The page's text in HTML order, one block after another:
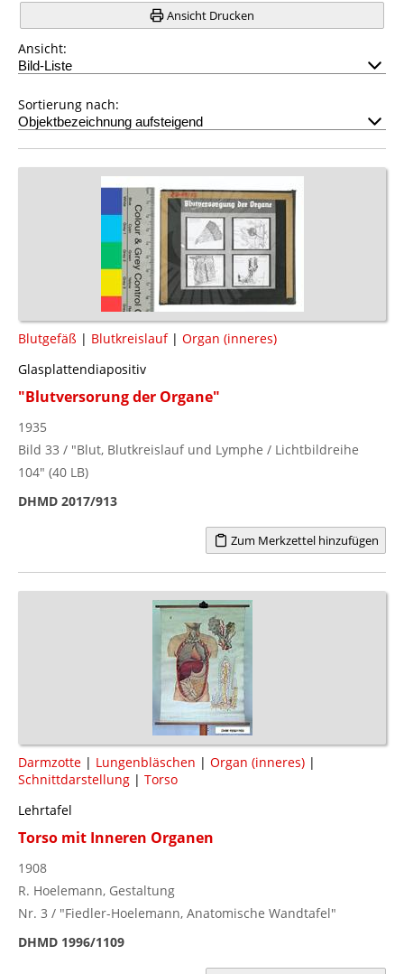
Ansicht Drucken
Ansicht:
Sortierung nach:
Blutgefäß | Blutkreislauf| Organ (inneres)
Glasplattendiapositiv
"Blutversorung der Organe"
1935
Bild 33 / "Blut, Blutkreislauf und Lymphe / Lichtbildreihe
104" (40 LB)
DHMD 2017/913
Zum Merkzettel hinzufügen
Darmzotte | Lungenbläschen | Organ (inneres) |
Schnittdarstellung | Torso
Lehrtafel
Torso mit Inneren Organen
1908
R. Hoelemann, Gestaltung
Nr. 3 / "Fiedler-Hoelemann, Anatomische Wandtafel"
DHMD 1996/1109